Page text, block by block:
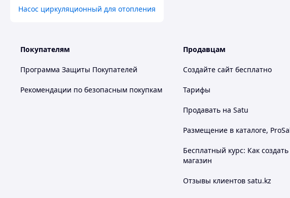
Насос циркуляционный для отопления
Покупателям
Программа Защиты Покупателей
Рекомендации по безопасным покупкам
Продавцам
Создайте сайт бесплатно
Тарифы
Продавать на Satu
Размещение в каталоге,
Бесплатный курс: Как
магазин
Отзывы клиентов satu.kz